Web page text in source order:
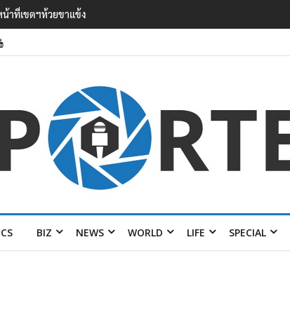
อนไทย ขึงป้าย ‘ไม่ต้อนรับอาชญากร’
BIZ NEWS WORLD LIFE SPECIAL